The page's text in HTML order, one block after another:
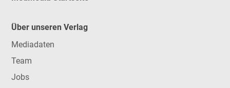
Über unseren Verlag
Mediadaten
Team
Jobs